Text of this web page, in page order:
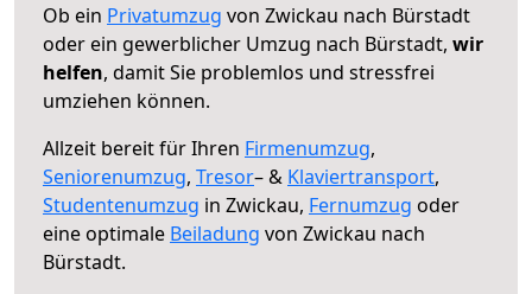
Ob ein Privatumzug von Zwickau nach Bürstadt
oder ein gewerblicher Umzug nach Bürstadt, wir
helfen, damit Sie problemlos und stressfrei
umziehen können.
Allzeit bereit für Ihren Firmenumzug,
Seniorenumzug, Tresor– & Klaviertransport,
Studentenumzug in Zwickau, Fernumzug oder
eine optimale Beiladung von Zwickau nach
Bürstadt.